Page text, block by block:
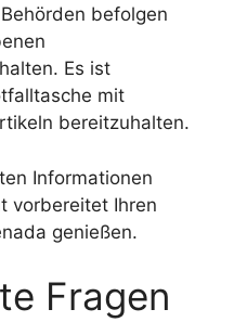
befolgen
Es ist
mit
bereitzuhalten.
Informationen
vorbereitet Ihren
genießen.
Fragen